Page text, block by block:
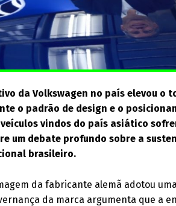
da Volkswagen no país elevou o
o padrão de design e o
vindos do país asiático
um debate profundo sobre a
brasileiro.
da fabricante alemã adotou
da marca argumenta que a